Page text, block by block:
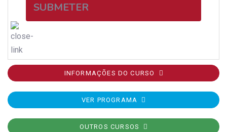
SUBMETER
INFORMAÇÕES DO CURSO
VER PROGRAMA
OUTROS CURSOS